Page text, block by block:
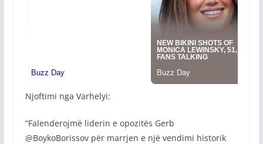
Njoftimi nga Varhelyi:
“Falenderojmë liderin e opozitës Gerb
@BoykoBorissov për marrjen e një vendimi historik